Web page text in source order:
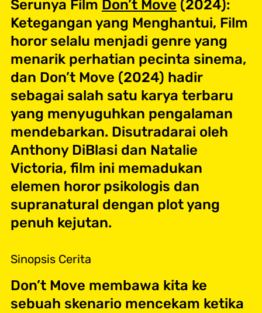
Serunya Film Don’t Move (2024):
Ketegangan yang Menghantui, Film
horor selalu menjadi genre yang
menarik perhatian pecinta sinema,
dan Don’t Move (2024) hadir
sebagai salah satu karya terbaru
yang menyuguhkan pengalaman
mendebarkan. Disutradarai oleh
Anthony DiBlasi dan Natalie
Victoria, film ini memadukan
elemen horor psikologis dan
supranatural dengan plot yang
penuh kejutan.
Sinopsis Cerita
Don’t Move membawa kita ke
sebuah skenario mencekam ketika